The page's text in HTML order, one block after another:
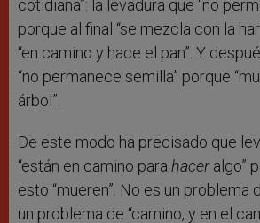
cotidiana”: la levadura que “no
porque al final “se mezcla con la
“en camino y hace el pan”. Y
“no permanece semilla” porque
árbol”.
De este modo ha precisado que
“están en camino para haceralgo”
esto “mueren”. No es un problema
un problema de “camino, y en el